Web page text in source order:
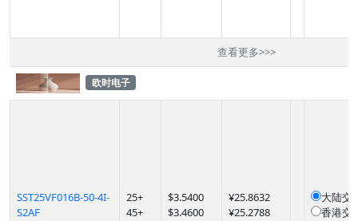
查看更多>>>
欧时电子
SST25VF016B-50-4I-
S2AF
25+
45+
$3.5400
$3.4600
¥25.8632
¥25.2788
大陆交
香港交